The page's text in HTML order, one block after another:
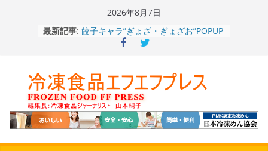
2026年8月7日
最新記事:
餃子キャラ”ぎょざ・ぎょざお”POPUP
ストアで作者にご挨拶、新作”れいと
うこ～こ～”を知る
定さわやかフレーバー「CHEESE
WONDER YELLOW」復刻発売中
今まで無かった大盛！水から簡単レン
ジ♪ふわもちめん！！「冷凍 日清の
どん兵衛 大盛 きつねうどん」
「同 肉うどん」
日清食品冷凍、背油の旨み・コク深い